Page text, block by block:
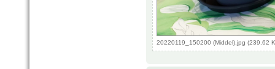
20220119_150200 (Middel).jpg (239.62